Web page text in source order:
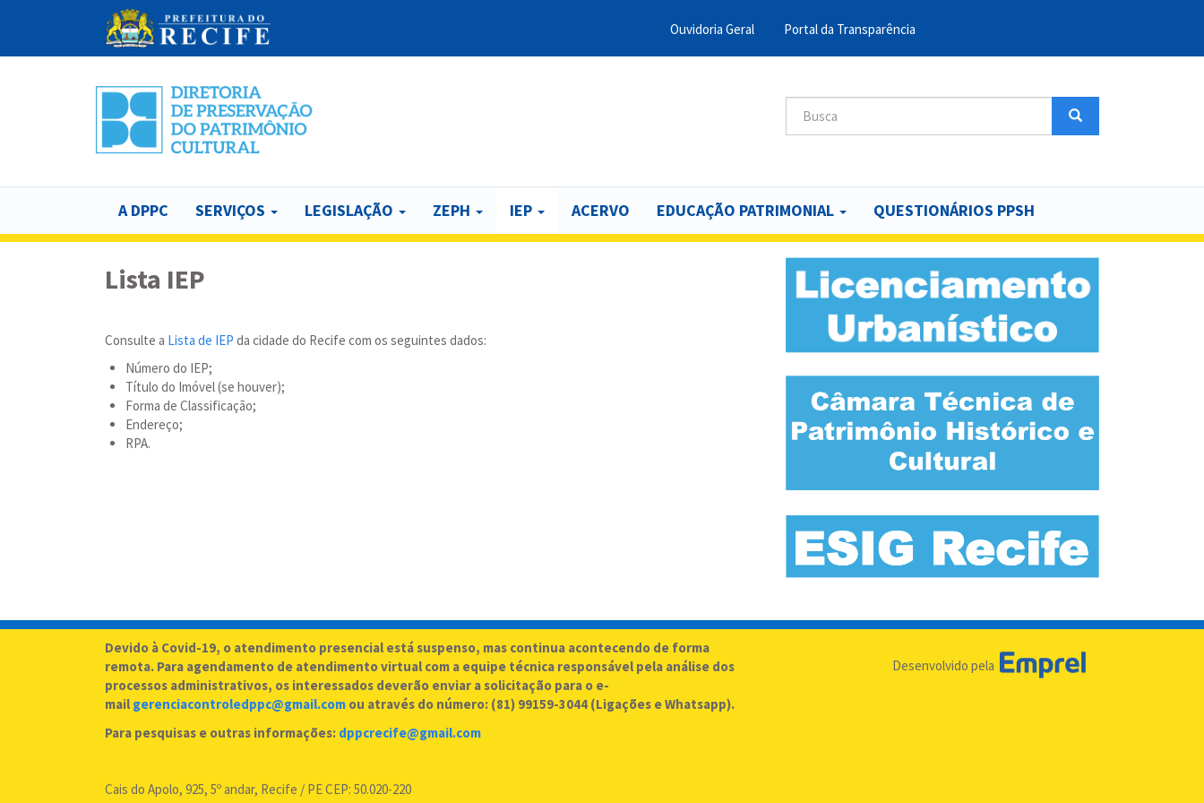
Menu
Ouvidoria Geral Portal da Transparência
Buscar Busca
A DPPC SERVIÇOS LEGISLAÇÃO ZEPH IEP ACERVO EDUCAÇÃO PATRIMONIAL QUESTIONÁRIOS PPSH
Lista IEP
Consulte a Lista de IEP da cidade do Recife com os seguintes dados:
Número do IEP;
Título do Imóvel (se houver);
Forma de Classificação;
Endereço;
RPA.
Devido à Covid-19, o atendimento presencial está suspenso, mas continua acontecendo de forma
remota. Para agendamento de atendimento virtual com a equipe técnica responsável pela análise dos
processos administrativos, os interessados deverão enviar a solicitação para o e-
mail gerenciacontroledppc@gmail.com ou através do número: (81) 99159-3044 (Ligações e Whatsapp).
Para pesquisas e outras informações: dppcrecife@gmail.com
Cais do Apolo, 925, 5º andar, Recife / PE CEP: 50.020-220
Desenvolvido pela